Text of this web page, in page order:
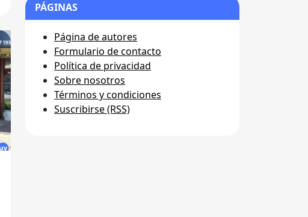
PÁGINAS
Página de autores
Formulario de contacto
Política de privacidad
Sobre nosotros
Términos y condiciones
Suscribirse (RSS)